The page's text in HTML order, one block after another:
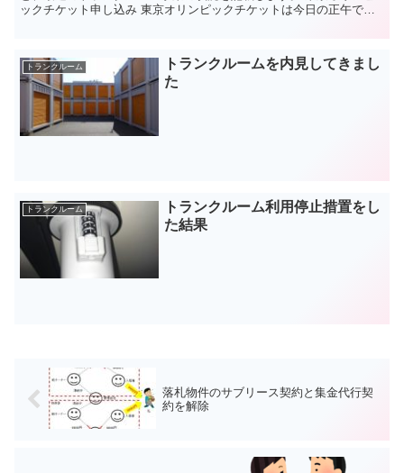
ックチケット申し込み 東京オリンピックチケットは今日の正午で締
トランクルーム
トランクルームを内見してきまし
た
トランクルーム
トランクルーム利用停止措置をし
た結果
落札物件のサブリース契約と集金代行契
約を解除